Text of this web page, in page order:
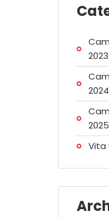
Vita